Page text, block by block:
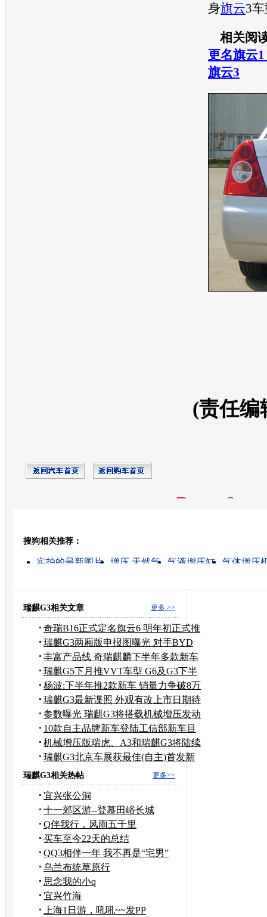
身旗云3
相关阅
更名旗云
旗云3
(责任编
搜狗相关推荐：
实拍的最新图片 增压 天然气 气液增压缸
气体增压
更多 >>
瑞麒G3相关文章
奇瑞B16正式定名旗云6 明年初正式推
出
瑞麒G3两厢版申报图曝光 对手BYD
G3R
丰富产品线 奇瑞麒麟下半年多款新车
待发
瑞麒G5下月推VVT车型 G6及G3下半
年上市
杨波:下半年推2款新车 销量力争破8万
辆
瑞麒G3最新谍照 外观有改上市日期待
定
参数曝光 瑞麒G3将搭载机械增压发动
机
10款自主品牌新车登陆工信部新车目
录
机械增压版瑞虎、A3和瑞麒G3将陆续
上市
瑞麒G3北京车展获最佳(自主)首发新
车奖
更多>>
瑞麒G3相关热帖
宜兴张公洞
十一郊区游--登慕田峪长城
Q伴我行，风雨五千里
买车至今22天的总结
QQ3相伴一年 我不再是“宅男”
乌兰布统草原行
思念我的小q
宜兴竹海
上海1日游，吼吼~~发PP